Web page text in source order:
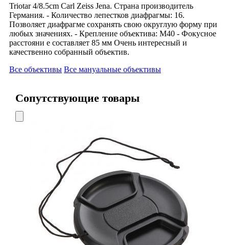
Triotar 4/8.5cm Carl Zeiss Jena. Страна производитель
Германия. - Количество лепестков диафрагмы: 16.
Позволяет диафрагме сохранять свою округлую форму при
любых значениях. - Крепление объектива: М40 - Фокусное
расстояни е составляет 85 мм Очень интересный и
качественно собранный объектив.
Все объективы Все мануальные объективы
Сопутствующие товары